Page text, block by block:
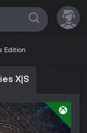
Edition
X|S